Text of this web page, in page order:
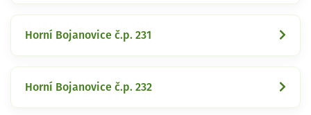
Horní Bojanovice č.p. 231
Horní Bojanovice č.p. 232